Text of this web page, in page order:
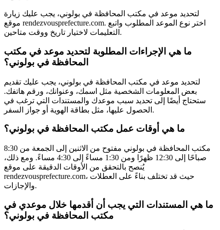
لتحديد موعد في مكتب المحافظة في بولوني، يجب عليك زيارة
موقع rendezvousprefecture.com. اختر نوع الموعد المطلوب واتبع
التعليمات لاختيار تاريخ ووقت متاحين.
ما هي الإجراءات المطلوبة لتحديد موعد في مكتب
المحافظة في بولوني؟
لتحديد موعد في مكتب المحافظة في بولوني، يجب عليك تقديم
بعض المعلومات الشخصية مثل اسمك، وعنوانك، ورقم هاتفك.
ستحتاج أيضًا إلى تحديد سبب موعدك والمستندات التي ترغب في
الحصول عليها، مثل بطاقة الهوية أو جواز السفر.
ما هي أوقات عمل مكتب المحافظة في بولوني؟
مكتب المحافظة في بولوني مفتوح من الاثنين إلى الجمعة من 8:30
صباحًا إلى 12:30 ظهرًا ومن 1:30 مساءً إلى 4:30 مساءً. ومع ذلك،
يُنصح بالتحقق من الأوقات الدقيقة على موقع
rendezvousprefecture.com، حيث قد تختلف بناءً على العطلات
والإجازات.
ما هي المستندات التي يجب أن أقدمها خلال موعدي في
مكتب المحافظة في بولوني؟